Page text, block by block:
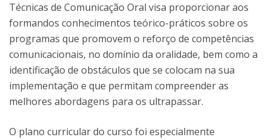
Técnicas de Comunicação Oral visa proporcionar aos
formandos conhecimentos teórico-práticos sobre os
programas que promovem o reforço de competências
comunicacionais, no domínio da oralidade, bem como a
identificação de obstáculos que se colocam na sua
implementação e que permitam compreender as
melhores abordagens para os ultrapassar.
O plano curricular do curso foi especialmente